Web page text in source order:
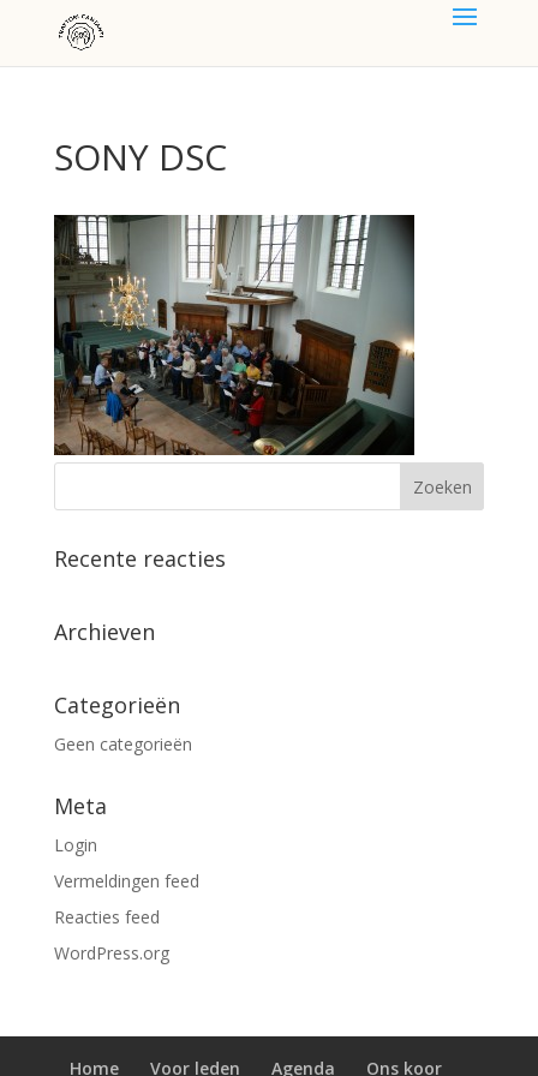
SONY DSC
Recente reacties
Archieven
Categorieën
Geen categorieën
Meta
Login
Vermeldingen feed
Reacties feed
WordPress.org
Home Voor leden Agenda Ons koor